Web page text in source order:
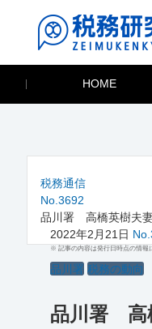
HOME
税務通信
No.3692
品川署 高橋英樹夫
2022年2月21日
※ 記事の内容は発行日時点の情報
品川署 税務の動向
品川署 高